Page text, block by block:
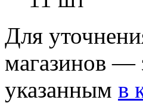
Для
магазинов —
указанным в